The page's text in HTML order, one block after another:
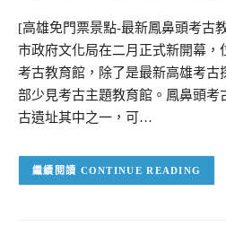
[高雄免門票景點-最新鳳鼻頭考古
市政府文化局在二月正式新開幕，
考古教育館，除了是最新高雄考古
部少見考古主題教育館。鳳鼻頭考
古遺址其中之一，可…
CONTINUE READING